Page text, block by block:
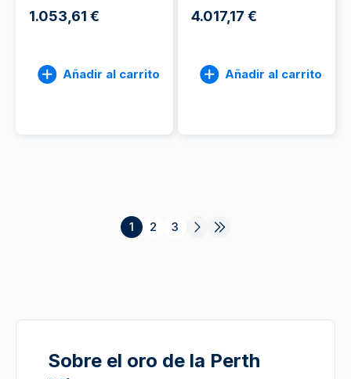
1.053,61 €
Añadir al carrito
4.017,17 €
Añadir al carrito
1 2 3
Sobre el oro de la Perth